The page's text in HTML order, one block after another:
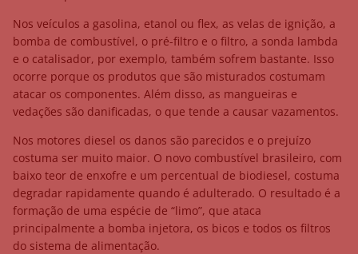
Nos veículos a gasolina, etanol ou flex, as velas de ignição, a
bomba de combustível, o pré-filtro e o filtro, a sonda lambda
e o catalisador, por exemplo, também sofrem bastante. Isso
ocorre porque os produtos que são misturados costumam
atacar os componentes. Além disso, as mangueiras e
vedações são danificadas, o que tende a causar vazamentos.
Nos motores diesel os danos são parecidos e o prejuízo
costuma ser muito maior. O novo combustível brasileiro, com
baixo teor de enxofre e um percentual de biodiesel, costuma
degradar rapidamente quando é adulterado. O resultado é a
formação de uma espécie de “limo”, que ataca
principalmente a bomba injetora, os bicos e todos os filtros
do sistema de alimentação.